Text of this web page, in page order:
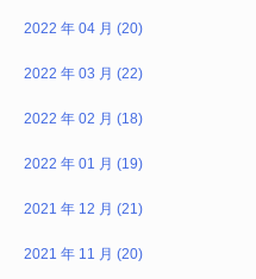
2022 年 04 月 (20)
2022 年 03 月 (22)
2022 年 02 月 (18)
2022 年 01 月 (19)
2021 年 12 月 (21)
2021 年 11 月 (20)